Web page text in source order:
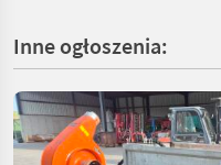
Inne ogłoszenia: